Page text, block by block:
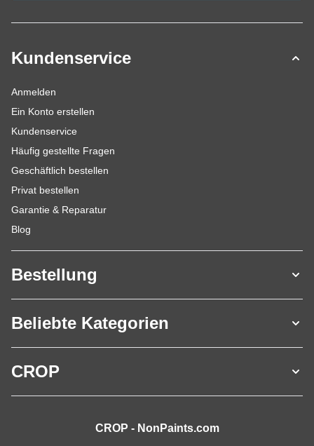
Kundenservice
Anmelden
Ein Konto erstellen
Kundenservice
Häufig gestellte Fragen
Geschäftlich bestellen
Privat bestellen
Garantie & Reparatur
Blog
Bestellung
Beliebte Kategorien
CROP
CROP - NonPaints.com